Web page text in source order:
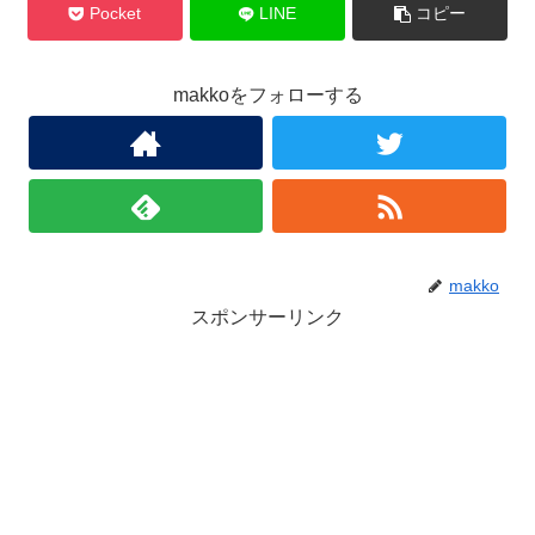
Pocket LINE コピー
makkoをフォローする
makko
スポンサーリンク